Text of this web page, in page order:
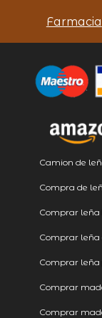
Farmacia
Camion de
Compra de
Comprar leña
Comprar leña
Comprar
Comprar
Comprar